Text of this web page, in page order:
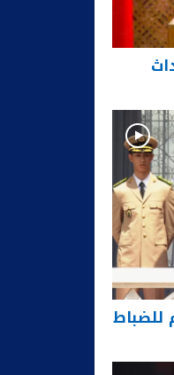
للضباط